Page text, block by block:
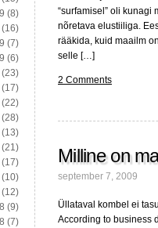
“surfamisel” oli kunagi
nõretava elustiiliga.
rääkida, kuid maailm
selle […]
2 Comments
Milline on
september 7, 2009
Üllataval kombel ei
According to business
(8)
(16)
(7)
(6)
(23)
(17)
(22)
(28)
(13)
(21)
(17)
(10)
(12)
(9)
(7)